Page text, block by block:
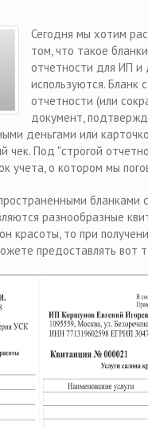
Сегодня мы хотим
том, что такое
отчетности для ИП и
используются. Бланк
отчетности (или
документ,
деньгами или
чек. Под "строгой
учета, о котором мы
бланками
разнообразные
красоты, то при
предоставлять вот